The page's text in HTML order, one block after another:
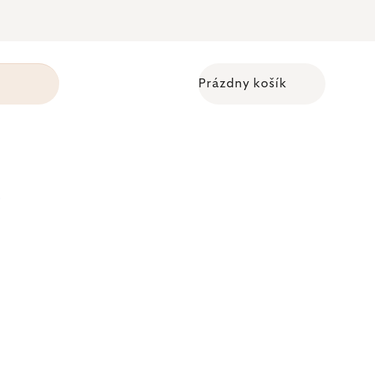
Prázdny košík